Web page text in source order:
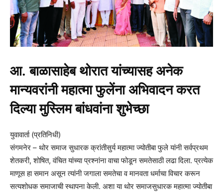
आ. बाळासाहेब थोरात यांच्यासह अनेक
मान्यवरांनी महात्मा फुलेंना अभिवादन करत
दिल्या मुस्लिम बांधवांना शुभेच्छा
युवावार्ता (प्रतिनिधी)
संगमनेर – थोर समाज सुधारक क्रांतीसुर्य महात्मा ज्योतीबा फुले यांनी सर्वप्रथम
शेतकरी, शोषित, वंचित यांच्या प्रश्नांना वाचा फोडून समतेसाठी लढा दिला. प्रत्येक
माणूस हा समान असून त्यांनी जगाला समतेचा व मानवता धर्माचा विचार करून
सत्यशोधक समाजाची स्थापना केली. अशा या थोर समाजसुधारक महात्मा ज्योतीबा